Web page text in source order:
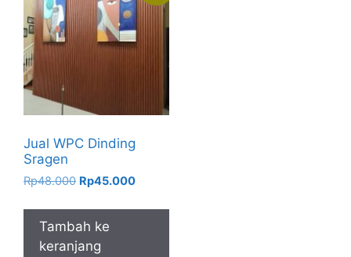
Jual WPC Dinding
Sragen
Rp48.000 Harga
adalah:
Rp48.000.
Rp45.000Harga
ini
Tambah ke
keranjang